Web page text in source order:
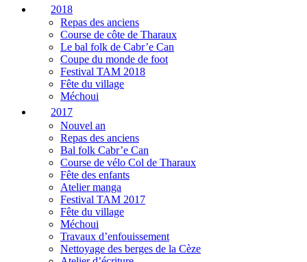
2018
Repas des anciens
Course de côte de Tharaux
Le bal folk de Cabr’e Can
Coupe du monde de foot
Festival TAM 2018
Fête du village
Méchoui
2017
Nouvel an
Repas des anciens
Bal folk Cabr’e Can
Course de vélo Col de Tharaux
Fête des enfants
Atelier manga
Festival TAM 2017
Fête du village
Méchoui
Travaux d’enfouissement
Nettoyage des berges de la Cèze